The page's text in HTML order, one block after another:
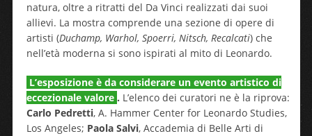
natura, oltre a ritratti del Da Vinci realizzati dai suoi
allievi. La mostra comprende una sezione di opere di
artisti (Duchamp, Warhol, Spoerri, Nitsch, Recalcati) che
nell’età moderna si sono ispirati al mito di Leonardo.
L’esposizione è da considerare un evento artistico di
eccezionale valore . L’elenco dei curatori ne è la riprova:
Carlo Pedretti, A. Hammer Center for Leonardo Studies,
Los Angeles; Paola Salvi, Accademia di Belle Arti di